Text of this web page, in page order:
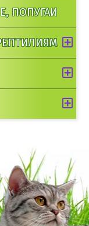
ПОПУГАИ